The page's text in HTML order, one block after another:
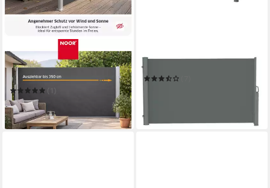
NOOR
Seitenmarkise EXKLUSIV -
ausziehbar - Sichschutz für
Balkon, Terrasse & Garten
(1)
ab 129,99 €
in 4-5 Werktagen bei dir
in 4-5 Werktagen bei dir